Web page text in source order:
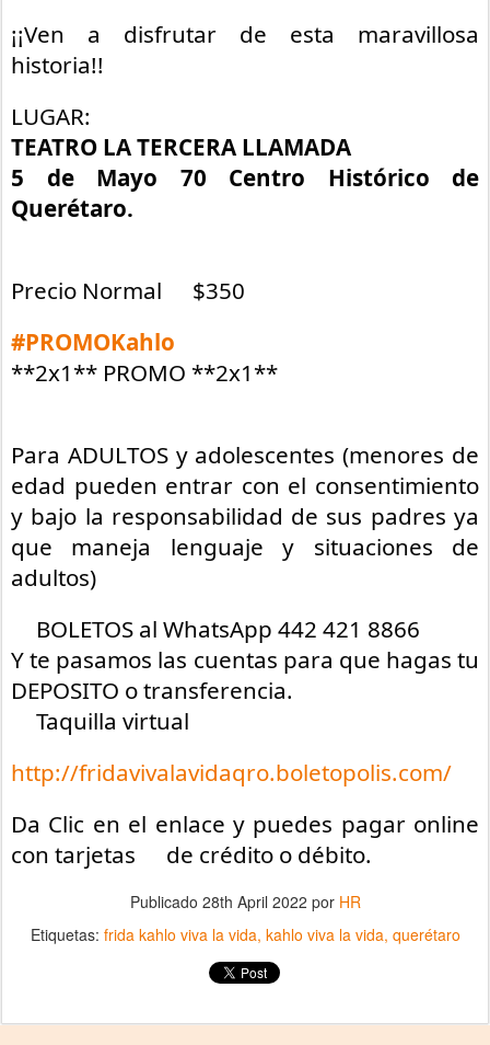
¡¡Ven a disfrutar de esta maravillosa
historia!!
LUGAR:
TEATRO LA TERCERA LLAMADA
5 de Mayo 70 Centro Histórico de
Querétaro.
Precio Normal
$350
#PROMOKahlo
**2x1** PROMO **2x1**
Para ADULTOS y adolescentes (menores de
edad pueden entrar con el consentimiento
y bajo la responsabilidad de sus padres ya
que maneja lenguaje y situaciones de
adultos)
BOLETOS al WhatsApp 442 421 8866
Y te pasamos las cuentas para que hagas tu
DEPOSITO o transferencia.
Taquilla virtual
http://fridavivalavidaqro.boletopolis.com/
Da Clic en el enlace y puedes pagar online
con tarjetas
de crédito o débito.
Publicado 28th April 2022 por HR
Etiquetas: frida kahlo viva la vida kahlo viva la vida querétaro